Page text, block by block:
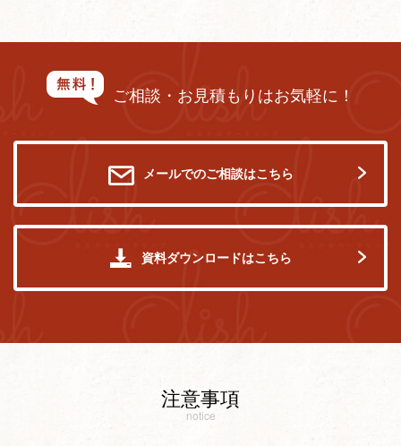
ご相談・お見積もりはお気軽に！
メールでのご相談はこちら
資料ダウンロードはこちら
注意事項
notice